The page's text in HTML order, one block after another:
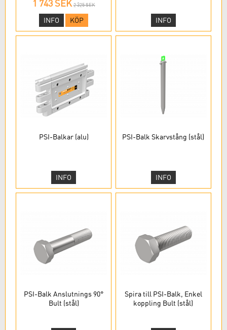
1 743 SEK 2 325 SEK
INFO KÖP INFO
PSI-Balkar (alu)
INFO
PSI-Balk Skarvstång (stål)
INFO
PSI-Balk Anslutnings 90°
Bult (stål)
Spira till PSI-Balk, Enkel
koppling Bult (stål)